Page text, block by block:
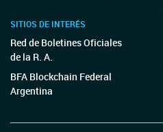
SITIOS DE INTERÉS
Red de Boletines Oficiales
de la R. A.
BFA Blockchain Federal
Argentina